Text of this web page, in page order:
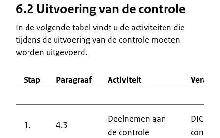
6.2 Uitvoering van de controle
In de volgende tabel vindt u de activiteiten die
tijdens de uitvoering van de controle moeten
worden uitgevoerd.
Stap Paragraaf Activiteit
1. 4.3
Deelnemen aan
de controle
DIC en